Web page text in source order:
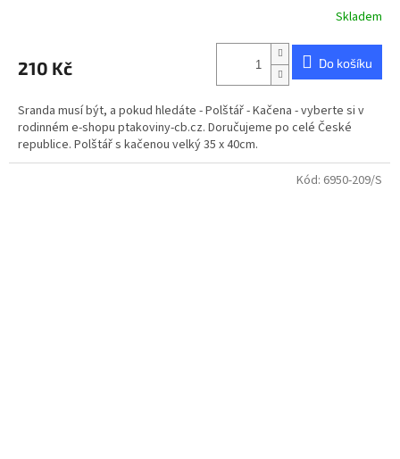
je
z
5
hvězdiček.
Skladem
210 Kč Do košíku
Sranda musí být, a pokud hledáte - Polštář - Kačena - vyberte si v
rodinném e-shopu ptakoviny-cb.cz. Doručujeme po celé České
republice. Polštář s kačenou velký 35 x 40cm.
Kód: 6950-209/S